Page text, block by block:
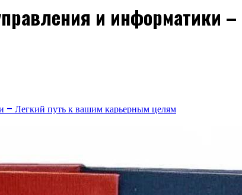
и информатики
– Легкий путь к вашим карьерным целям